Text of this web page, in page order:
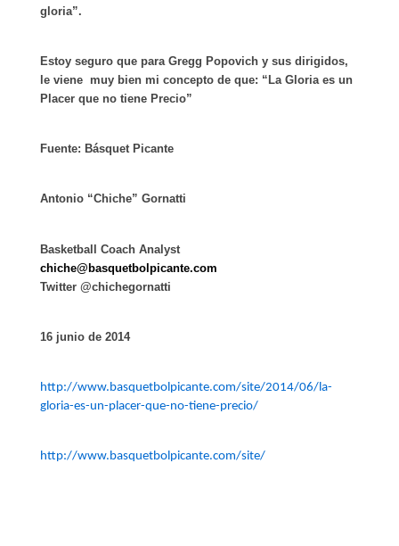
gloria”.
Estoy seguro que para Gregg Popovich y sus dirigidos,
le viene muy bien mi concepto de que: “La Gloria es un
Placer que no tiene Precio”
Fuente: Básquet Picante
Antonio “Chiche” Gornatti
Basketball Coach Analyst
chiche@basquetbolpicante.com
Twitter @chichegornatti
16 junio de 2014
http://www.basquetbolpicante.com/site/2014/06/la-
gloria-es-un-placer-que-no-tiene-precio/
http://www.basquetbolpicante.com/site/